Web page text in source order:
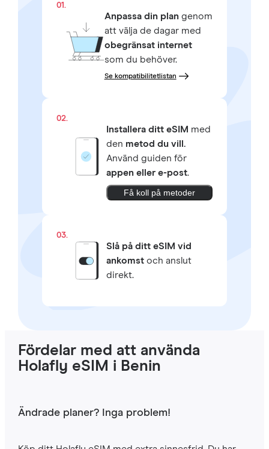
01.
Anpassa din plangenom
att välja de dagar med
obegränsat internet
som du behöver.
Se kompatibilitetlistan
02.
Installera ditt eSIM med
den metod du vill.
Använd guiden för
appen eller e-post.
Få koll på metoder
03.
Slå på ditt eSIM vid
ankomstoch anslut
direkt.
Fördelar med att använda
Holafly eSIM i Benin
Ändrade planer? Inga problem!